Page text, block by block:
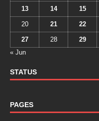
13 14 15
20 21 22
27 28 29
« Jun
STATUS
PAGES